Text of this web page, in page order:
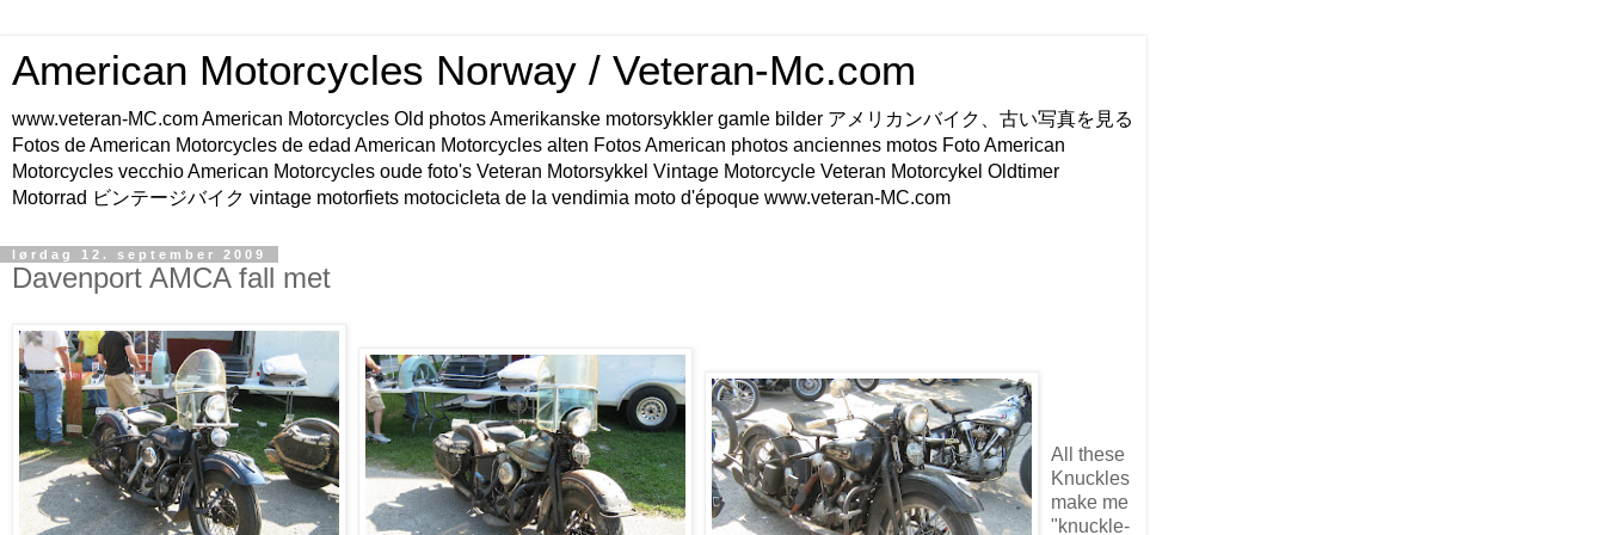
American Motorcycles Norway / Veteran-Mc.com
www.veteran-MC.com American Motorcycles Old photos Amerikanske motorsykkler gamle bilder アメリカンバイク、古い写真を見る
Fotos de American Motorcycles de edad American Motorcycles alten Fotos American photos anciennes motos Foto American
Motorcycles vecchio American Motorcycles oude foto's Veteran Motorsykkel Vintage Motorcycle Veteran Motorcykel Oldtimer
Motorrad ビンテージバイク vintage motorfiets motocicleta de la vendimia moto d'époque www.veteran-MC.com
lørdag 12. september 2009
Davenport AMCA fall met
All these
Knuckles
make me
"knuckle-